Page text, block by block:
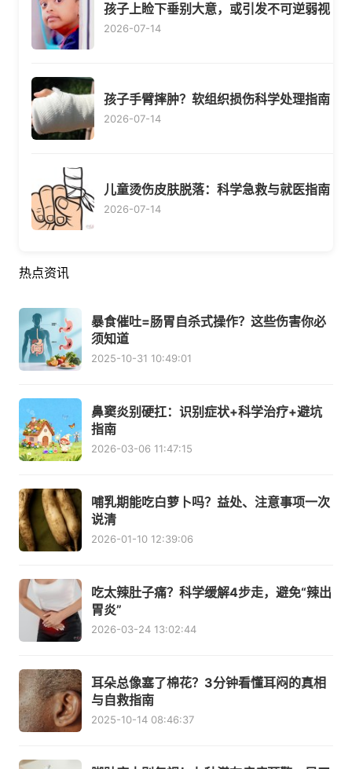
孩子上睑下垂别大意，或引发不可逆弱视
2026-07-14
孩子手臂摔肿？软组织损伤科学处理指南
2026-07-14
儿童烫伤皮肤脱落：科学急救与就医指南
2026-07-14
热点资讯
暴食催吐=肠胃自杀式操作？这些伤害你必
须知道
2025-10-31 10:49:01
鼻窦炎别硬扛：识别症状+科学治疗+避坑
指南
2026-03-06 11:47:15
哺乳期能吃白萝卜吗？益处、注意事项一次
说清
2026-01-10 12:39:06
吃太辣肚子痛？科学缓解4步走，避免“辣出
胃炎”
2026-03-24 13:02:44
耳朵总像塞了棉花？3分钟看懂耳闷的真相
与自救指南
2025-10-14 08:46:37